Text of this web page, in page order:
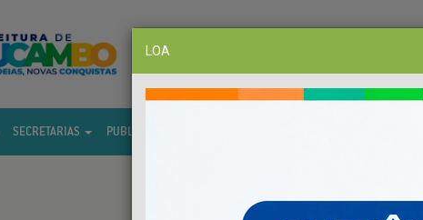
SECRETARIAS PUBLICAÇÕES
LOA